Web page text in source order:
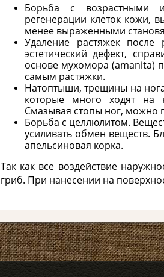
Борьба с возрастными
регенерации клеток кожи,
менее выраженными
Удаление растяжек
эстетический дефект,
основе мухомора (amanita)
самым растяжки.
Натоптыши, трещины на
которые много ходят на
Смазывая стопы ног, можно
Борьба с целлюлитом.
усиливать обмен веществ.
апельсиновая корка.
Так как все воздействие
гриб. При нанесении на